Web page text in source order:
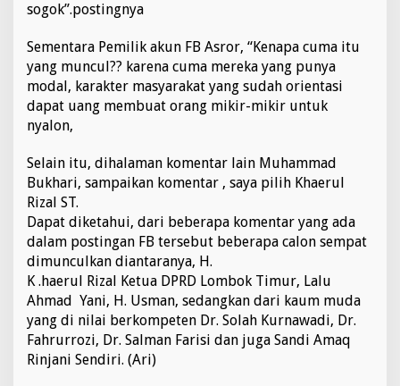
sogok”.postingnya
Sementara Pemilik akun FB Asror, “Kenapa cuma itu
yang muncul?? karena cuma mereka yang punya
modal, karakter masyarakat yang sudah orientasi
dapat uang membuat orang mikir-mikir untuk
nyalon, ‪
Selain itu, dihalaman komentar lain Muhammad
Bukhari, sampaikan komentar , saya pilih Khaerul
Rizal ST.
Dapat diketahui, dari beberapa komentar yang ada
dalam postingan FB tersebut beberapa calon sempat
dimunculkan diantaranya, H.
K .haerul Rizal Ketua DPRD Lombok Timur, Lalu
Ahmad Yani, H. Usman, sedangkan dari kaum muda
yang di nilai berkompeten Dr. Solah Kurnawadi, Dr.
Fahrurrozi, Dr. Salman Farisi dan juga Sandi Amaq
Rinjani Sendiri. (Ari)